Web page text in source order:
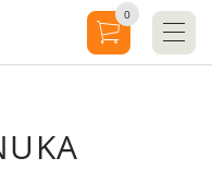
0